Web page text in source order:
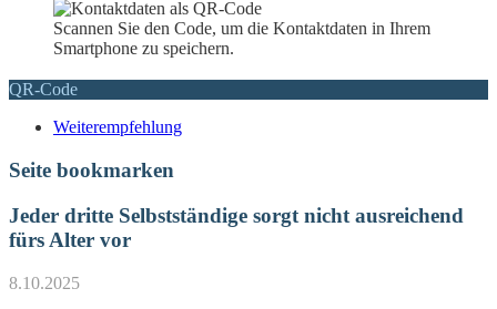
Scannen Sie den Code, um die Kontaktdaten in Ihrem
Smartphone zu speichern.
QR-Code
Weiterempfehlung
Seite bookmarken
Jeder dritte Selbstständige sorgt nicht ausreichend
fürs Alter vor
8.10.2025